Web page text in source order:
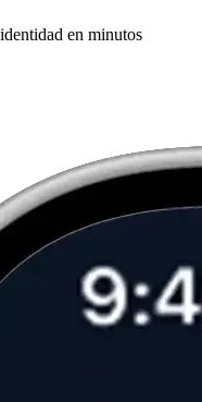
en minutos